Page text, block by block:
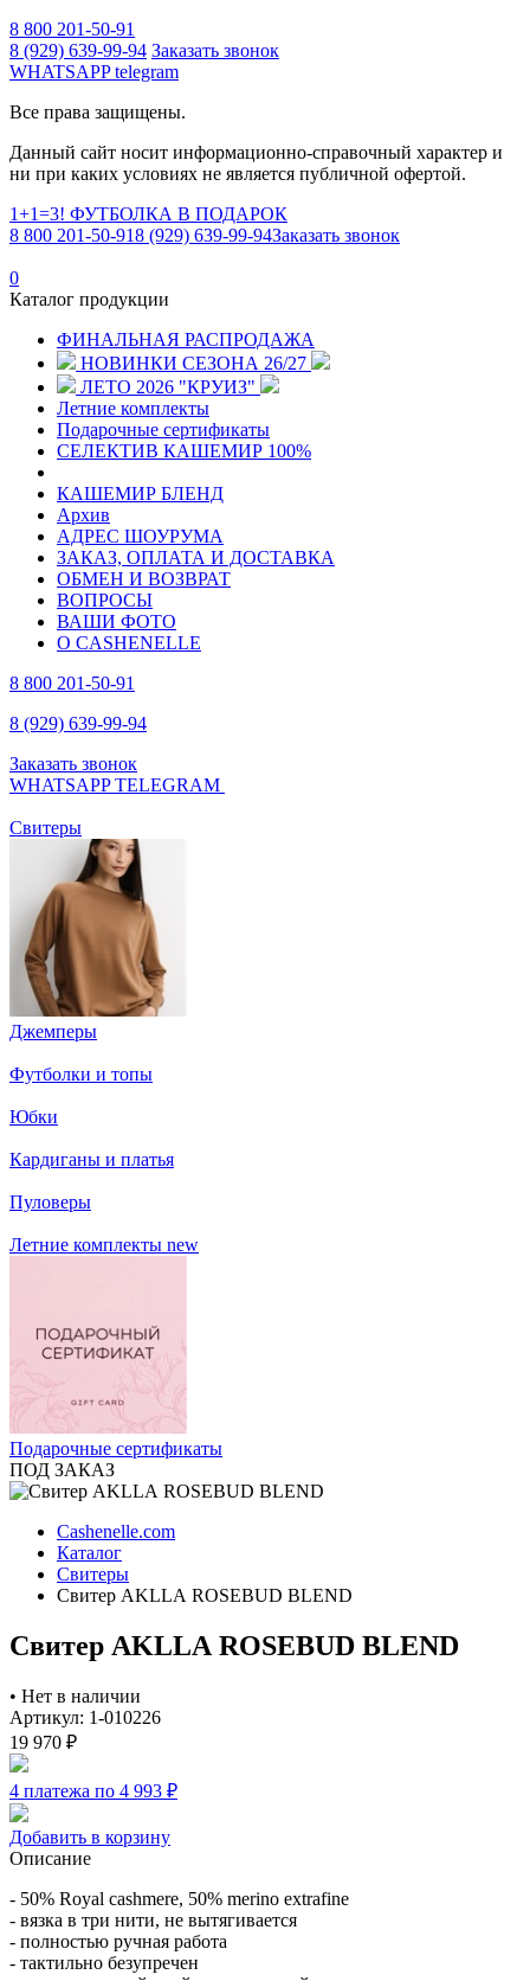
8 800 201-50-91
8 (929) 639-99-94 Заказать звонок
WHATSAPPtelegram
Все права защищены.
Данный сайт носит информационно-справочный характер и
ни при каких условиях не является публичной офертой.
1+1=3! ФУТБОЛКА В ПОДАРОК
8 800 201-50-918 (929) 639-99-94Заказать звонок
0
Каталог продукции
ФИНАЛЬНАЯ РАСПРОДАЖА
НОВИНКИ СЕЗОНА 26/27
ЛЕТО 2026 "КРУИЗ"
Летние комплекты
Подарочные сертификаты
СЕЛЕКТИВ КАШЕМИР 100%
КАШЕМИР БЛЕНД
Архив
АДРЕС ШОУРУМА
ЗАКАЗ, ОПЛАТА И ДОСТАВКА
ОБМЕН И ВОЗВРАТ
ВОПРОСЫ
ВАШИ ФОТО
О CASHENELLE
8 800 201-50-91
8 (929) 639-99-94
Заказать звонок
WHATSAPPTELEGRAM
Свитеры
Джемперы
Футболки и топы
Юбки
Кардиганы и платья
Пуловеры
Летние комплекты new
Подарочные сертификаты
ПОД ЗАКАЗ
Cashenelle.com
Каталог
Свитеры
Свитер AKLLA ROSEBUD BLEND
Свитер AKLLA ROSEBUD BLEND
• Нет в наличии
Артикул: 1-010226
19 970 ₽
4 платежа по 4 993 ₽
Добавить в корзину
Описание
- 50% Royal cashmere, 50% merino extrafine
- вязка в три нити, не вытягивается
- полностью ручная работа
- тактильно безупречен